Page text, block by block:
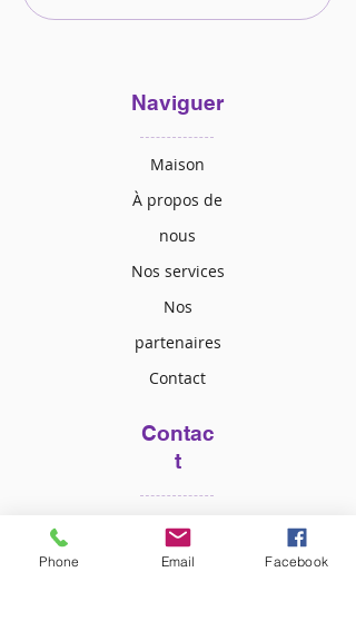
Naviguer
Maison
À propos de
nous
Nos services
Nos
partenaires
Contact
Contac
t
toureiba@gmail.co
Phone Email Facebook